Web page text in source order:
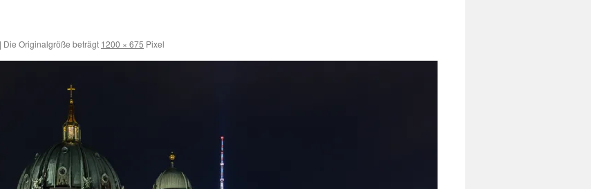
| Die Originalgröße beträgt 1200 × 675 Pixel